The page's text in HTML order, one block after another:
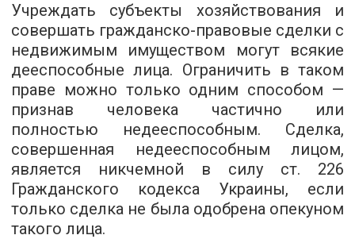
Учреждать субъекты хозяйствования и
совершать гражданско-правовые сделки с
недвижимым имуществом могут всякие
дееспособные лица. Ограничить в таком
праве можно только одним способом —
признав человека частично или
полностью недееспособным. Сделка,
совершенная недееспособным лицом,
является никчемной в силу ст. 226
Гражданского кодекса Украины, если
только сделка не была одобрена опекуном
такого лица.